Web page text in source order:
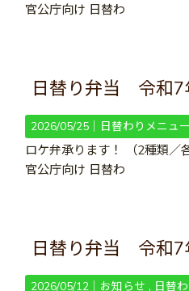
官公庁向け 日替わ
日替り弁当 令和7年6月
2026/05/25｜ 日替わりメニュー
ロケ弁承ります！ （2種類
官公庁向け 日替わ
日替り弁当 令和7年5月
2026/05/12｜ お知らせ 日替